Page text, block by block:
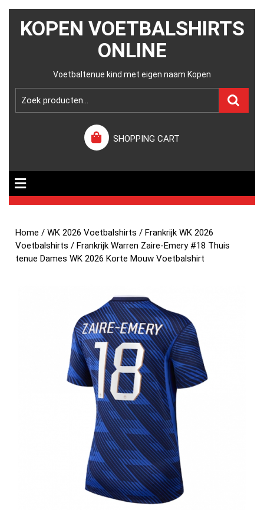
KOPEN VOETBALSHIRTS
ONLINE
Voetbaltenue kind met eigen naam Kopen
SHOPPING CART
Home /WK 2026 Voetbalshirts /Frankrijk WK 2026
Voetbalshirts / Frankrijk Warren Zaire-Emery #18 Thuis
tenue Dames WK 2026 Korte Mouw Voetbalshirt